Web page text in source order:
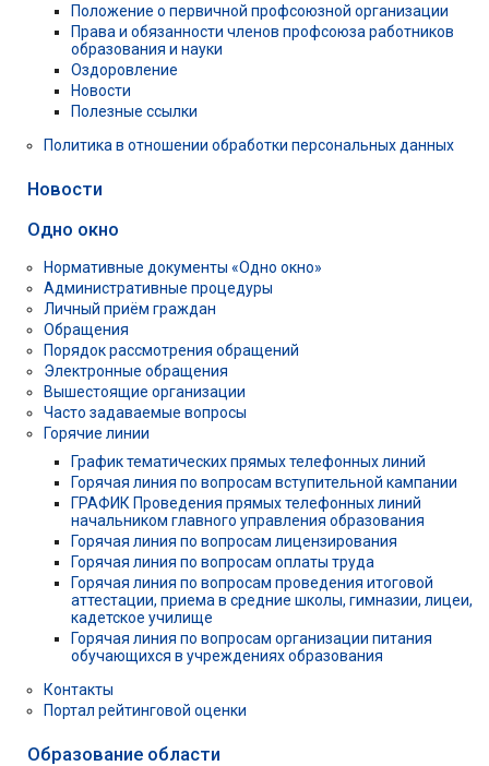
Положение о первичной профсоюзной организации
Права и обязанности членов профсоюза работников
образования и науки
Оздоровление
Новости
Полезные ссылки
Политика в отношении обработки персональных данных
Новости
Одно окно
Нормативные документы «Одно окно»
Административные процедуры
Личный приём граждан
Обращения
Порядок рассмотрения обращений
Электронные обращения
Вышестоящие организации
Часто задаваемые вопросы
Горячие линии
График тематических прямых телефонных линий
Горячая линия по вопросам вступительной кампании
ГРАФИК Проведения прямых телефонных линий
начальником главного управления образования
Горячая линия по вопросам лицензирования
Горячая линия по вопросам оплаты труда
Горячая линия по вопросам проведения итоговой
аттестации, приема в средние школы, гимназии, лицеи,
кадетское училище
Горячая линия по вопросам организации питания
обучающихся в учреждениях образования
Контакты
Портал рейтинговой оценки
Образование области